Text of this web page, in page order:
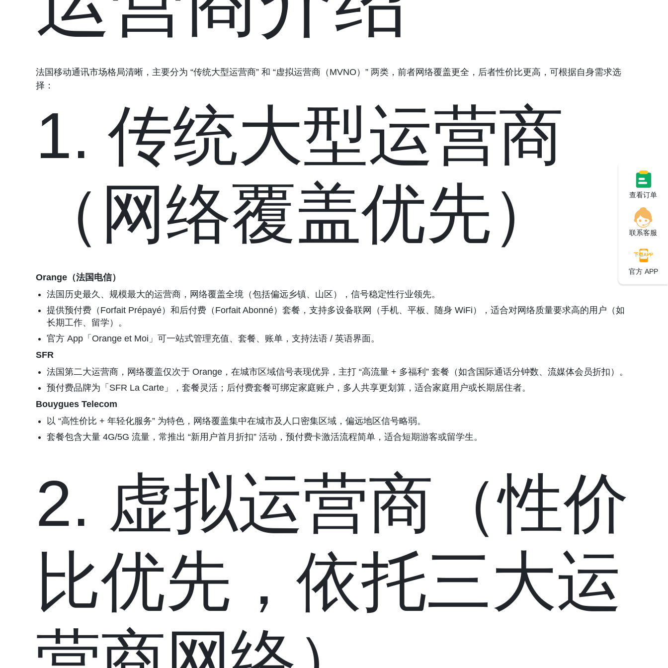
法国移动通讯市场格局清晰，主要分为 “传统大型运营商” 和 “虚拟运营商（MVNO）” 两类，前者网络覆盖更全，后者性价比更高，可根据自身需求选
择：
1. 传统大型运营商
（网络覆盖优先）
Orange（法国电信）
法国历史最久、规模最大的运营商，网络覆盖全境（包括偏远乡镇、山区），信号稳定性行业领先。
提供预付费（Forfait Prépayé）和后付费（Forfait Abonné）套餐，支持多设备联网（手机、平板、随身 WiFi），适合对网络质量要求高的用户（如
长期工作、留学）。
官方 App「Orange et Moi」可一站式管理充值、套餐、账单，支持法语 / 英语界面。
SFR
法国第二大运营商，网络覆盖仅次于 Orange，在城市区域信号表现优异，主打 “高流量 + 多福利” 套餐（如含国际通话分钟数、流媒体会员折扣）。
预付费品牌为「SFR La Carte」，套餐灵活；后付费套餐可绑定家庭账户，多人共享更划算，适合家庭用户或长期居住者。
Bouygues Telecom
以 “高性价比 + 年轻化服务” 为特色，网络覆盖集中在城市及人口密集区域，偏远地区信号略弱。
套餐包含大量 4G/5G 流量，常推出 “新用户首月折扣” 活动，预付费卡激活流程简单，适合短期游客或留学生。
2. 虚拟运营商（性价
比优先，依托三大运
查看订单
联系客服
官方 APP